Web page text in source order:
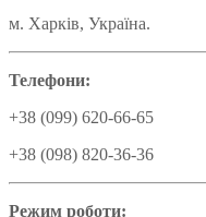
м. Харків, Україна.
Телефони:
+38 (099) 620-66-65
+38 (098) 820-36-36
Режим роботи: